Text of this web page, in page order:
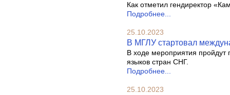
Как отметил гендиректор
Подробнее...
25.10.2023
В МГЛУ стартовал
В ходе мероприятия пройдут
языков стран СНГ.
Подробнее...
25.10.2023